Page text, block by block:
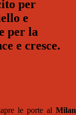
per
e
per la
e cresce.
le porte alMilan